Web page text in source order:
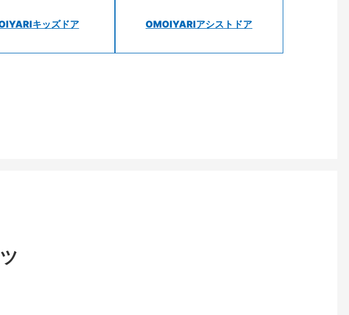
キッズドア OMOIYARIアシストドア